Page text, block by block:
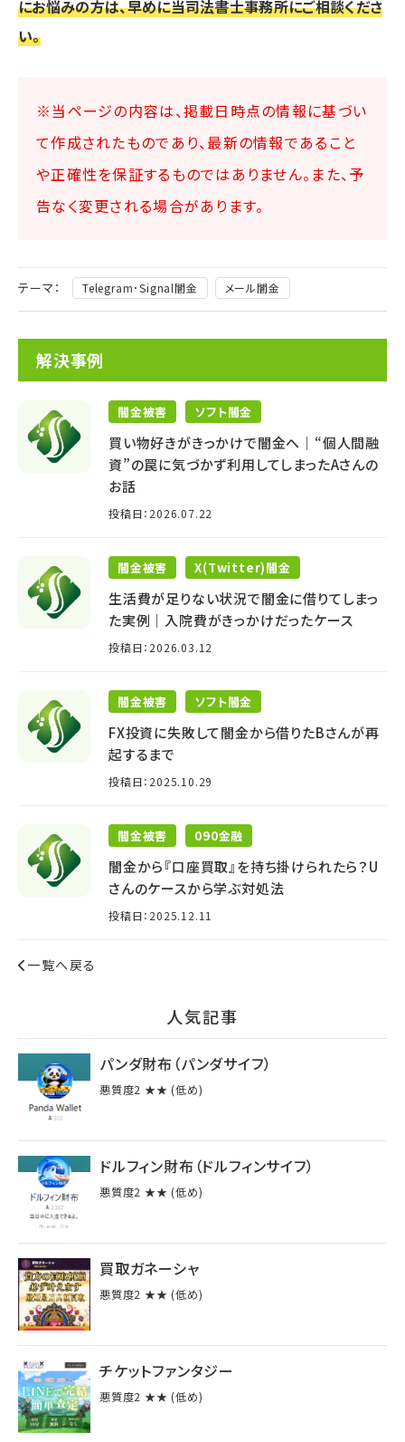
にお悩みの方は、早めに当司法書士事務所にご相談くださ
い。
※当ページの内容は、掲載日時点の情報に基づい
て作成されたものであり、最新の情報であること
や正確性を保証するものではありません。また、予
告なく変更される場合があります。
テーマ： Telegram･Signal闇金 メール闇金
解決事例
闇金被害 ソフト闇金
買い物好きがきっかけで闇金へ│“個人間融
資”の罠に気づかず利用してしまったAさんの
お話
投稿日：2026.07.22
闇金被害 X(Twitter)闇金
生活費が足りない状況で闇金に借りてしまっ
た実例｜入院費がきっかけだったケース
投稿日：2026.03.12
闇金被害 ソフト闇金
FX投資に失敗して闇金から借りたBさんが再
起するまで
投稿日：2025.10.29
闇金被害 090金融
闇金から『口座買取』を持ち掛けられたら？U
さんのケースから学ぶ対処法
投稿日：2025.12.11
一覧へ戻る
⼈気記事
パンダ財布（パンダサイフ）
悪質度2 ★★ (低め)
ドルフィン財布（ドルフィンサイフ）
悪質度2 ★★ (低め)
買取ガネーシャ
悪質度2 ★★ (低め)
チケットファンタジー
悪質度2 ★★ (低め)